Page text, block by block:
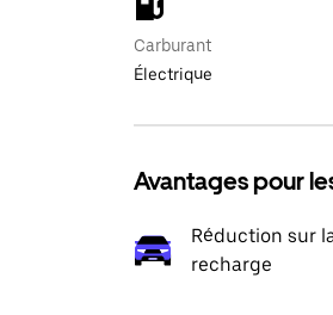
Carburant
Électrique
Avantages pour
Réduction sur
recharge